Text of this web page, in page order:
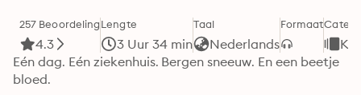
257 Beoordeling
4.3
Lengte
3 Uur 34 min
Taal
Nederlands
Formaat
Eén dag. Eén ziekenhuis. Bergen sneeuw. En een beetje
bloed.